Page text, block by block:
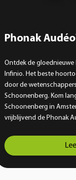
Phonak
Ontdek de
Infinio. Het beste
door de
Schoonenberg. Kom
Schoonenberg in
vrijblijvend de Phonak
doorbreekt de huidige
hoortoesteltechniek.